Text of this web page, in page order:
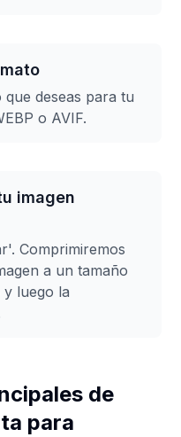
deseas para tu
o AVIF.
imagen
Comprimiremos
a un tamaño
y luego la
de
para